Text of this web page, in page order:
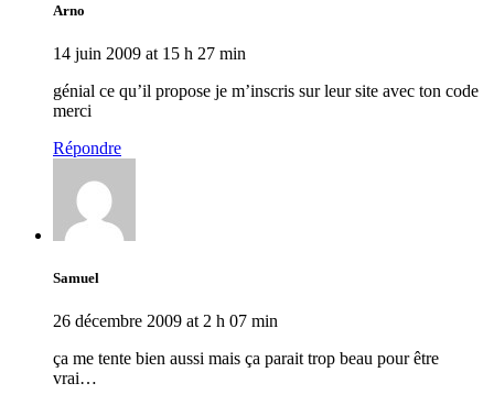
Arno
14 juin 2009 at 15 h 27 min
génial ce qu’il propose je m’inscris sur leur site avec ton code
merci
Répondre
Samuel
26 décembre 2009 at 2 h 07 min
ça me tente bien aussi mais ça parait trop beau pour être
vrai…